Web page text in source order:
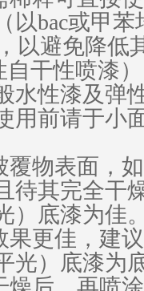
以bac或甲
以避免降低
自干性喷漆
水性漆及弹
用前请于小
覆物表面，
待其完全干
）底漆为佳
果更佳，建
光）底漆为